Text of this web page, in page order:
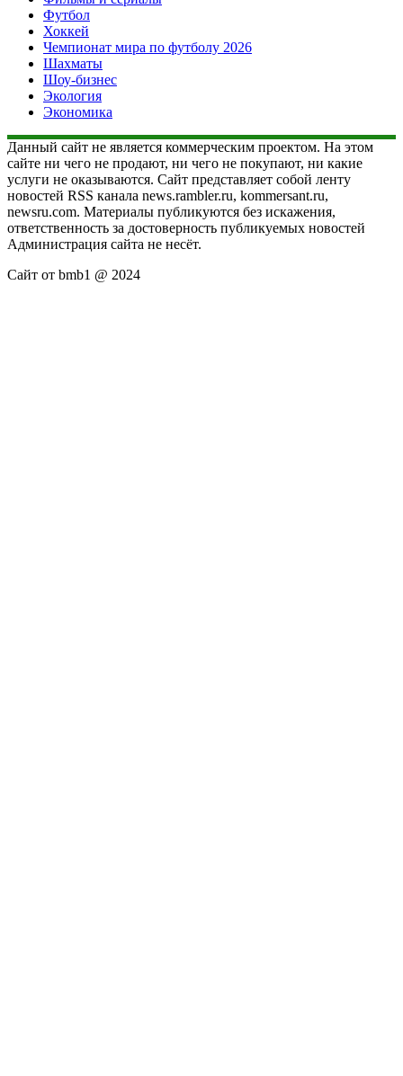
Футбол
Хоккей
Чемпионат мира по футболу 2026
Шахматы
Шоу-бизнес
Экология
Экономика
Данный сайт не является коммерческим проектом. На этом
сайте ни чего не продают, ни чего не покупают, ни какие
услуги не оказываются. Сайт представляет собой ленту
новостей RSS канала news.rambler.ru, kommersant.ru,
newsru.com. Материалы публикуются без искажения,
ответственность за достоверность публикуемых новостей
Администрация сайта не несёт.
Сайт от bmb1 @ 2024